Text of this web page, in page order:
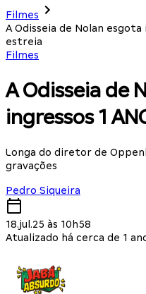
Filmes
A Odisseia de Nolan esgota
estreia
Filmes
A Odisseia de
ingressos 1
Longa do diretor de
gravações
Pedro Siqueira
18.jul.25 às 10h58
Atualizado há cerca de 1